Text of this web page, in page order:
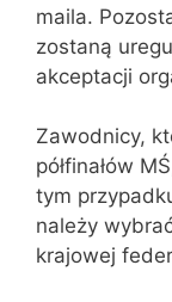
maila.
zostaną
akceptacji
Zawodnicy,
półfinałów
tym
należy
krajowej